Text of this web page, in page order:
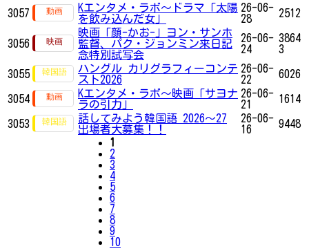
3057
Kエンタメ・ラボ～ドラマ「太陽
を飲み込んだ女」
26-06-
28
2512
3056
映画「顔-かお-」ヨン・サンホ
監督、パク・ジョンミン来日記
念特別試写会
26-06-
24
3864
3
3055
ハングル カリグラフィーコンテ
スト2026
26-06-
22
6026
3054
Kエンタメ・ラボ～映画「サヨナ
ラの引力」
26-06-
21
1614
3053
話してみよう韓国語 2026～27
出場者大募集！！
26-06-
16
9448
1
2
3
4
5
6
7
8
9
10